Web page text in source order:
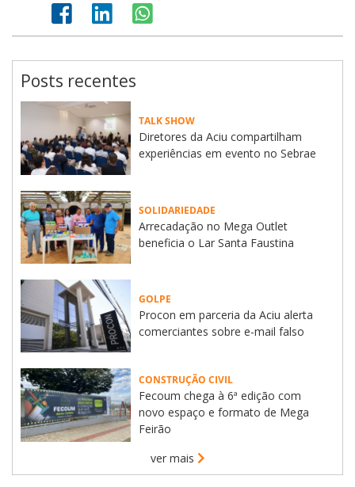
Posts recentes
TALK SHOW
Diretores da Aciu compartilham
experiências em evento no Sebrae
SOLIDARIEDADE
Arrecadação no Mega Outlet
beneficia o Lar Santa Faustina
GOLPE
Procon em parceria da Aciu alerta
comerciantes sobre e-mail falso
CONSTRUÇÃO CIVIL
Fecoum chega à 6ª edição com
novo espaço e formato de Mega
Feirão
ver mais